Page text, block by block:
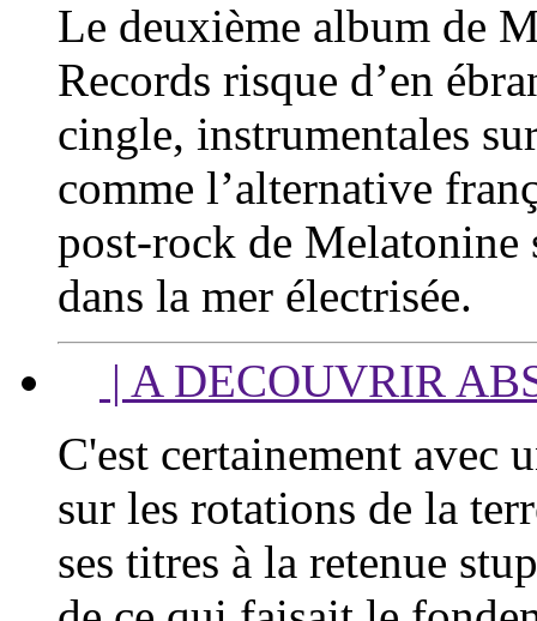
Le deuxième album de
Records risque d’en
cingle, instrumentales
comme l’alternative
post-rock de Melatonine
dans la mer électrisée.
| A DECOUVRIR
C'est certainement avec
sur les rotations de la
ses titres à la retenue